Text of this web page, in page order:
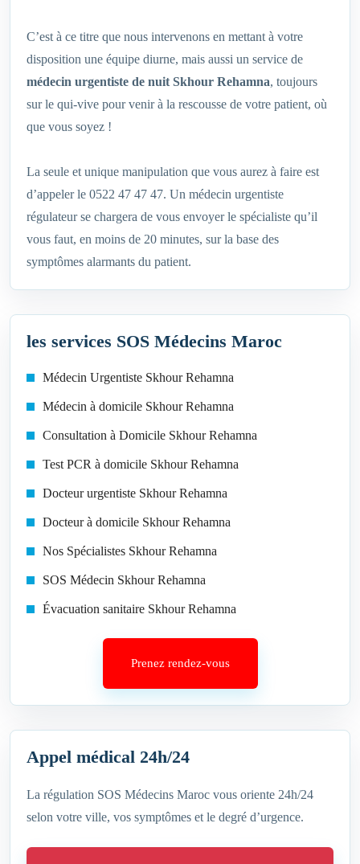
C’est à ce titre que nous intervenons en mettant à votre
disposition une équipe diurne, mais aussi un service de
médecin urgentiste de nuit Skhour Rehamna, toujours
sur le qui-vive pour venir à la rescousse de votre patient, où
que vous soyez !
La seule et unique manipulation que vous aurez à faire est
d’appeler le 0522 47 47 47. Un médecin urgentiste
régulateur se chargera de vous envoyer le spécialiste qu’il
vous faut, en moins de 20 minutes, sur la base des
symptômes alarmants du patient.
les services SOS Médecins Maroc
Médecin Urgentiste Skhour Rehamna
Médecin à domicile Skhour Rehamna
Consultation à Domicile Skhour Rehamna
Test PCR à domicile Skhour Rehamna
Docteur urgentiste Skhour Rehamna
Docteur à domicile Skhour Rehamna
Nos Spécialistes Skhour Rehamna
SOS Médecin Skhour Rehamna
Évacuation sanitaire Skhour Rehamna
Prenez rendez-vous
Appel médical 24h/24
La régulation SOS Médecins Maroc vous oriente 24h/24
selon votre ville, vos symptômes et le degré d’urgence.